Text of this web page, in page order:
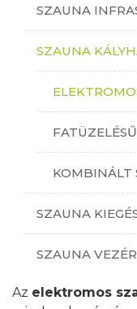
SZAUNA
SZAUNA
KOMBINÁLT
SZAUNA
SZAUNA
Az elektromos